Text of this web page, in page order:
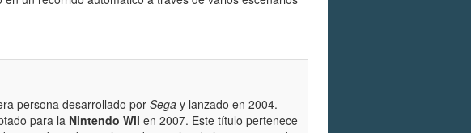
persona desarrollado porSega y lanzado en 2004.
para la Nintendo Wii en 2007. Este título pertenece